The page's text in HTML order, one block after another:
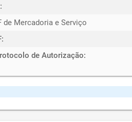
de Mercadoria e Serviço
de Autorização: